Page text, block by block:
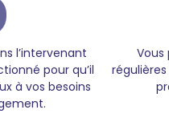
l’intervenant
pour qu’il
à vos besoins
Vous